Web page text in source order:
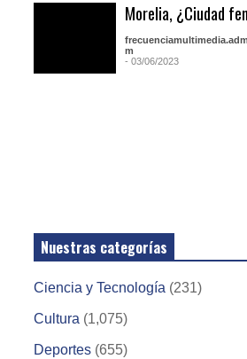
Morelia, ¿Ciudad
m
- 03/06/2023
Nuestras categorías
Ciencia y Tecnología (231)
Cultura (1,075)
Deportes (655)